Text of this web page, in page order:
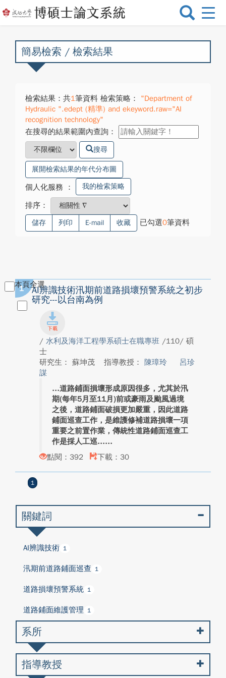
選
換
簡易檢索 / 檢索結果
檢索結果：共1筆資料 檢索策略：
"Department of
Hydraulic ".edept (精準) and ekeyword.raw="AI
recognition technology"
在搜尋的結果範圍內查詢：
搜尋
展開檢索結果的年代分布圖
個人化服務 ： 我的檢索策略
排序：
儲存 列印 E-mail 收藏 已勾選0筆資料
本頁全選
1
AI辨識技術汛期前道路損壞預警系統之初步
研究---以台南為例
/ 水利及海洋工程學系碩士在職專班 /110/ 碩
士
研究生： 蘇坤茂
指導教授： 陳璋玲
呂珍
謀
道路鋪面損壞形成原因很多，尤其於汛
期(每年5月至11月)前或豪雨及颱風過境
之後，道路鋪面破損更加嚴重，因此道路
鋪面巡查工作，是維護修補道路損壞一項
重要之前置作業，傳統性道路鋪面巡查工
作是採人工巡...
點閱：392
下載：30
1
關鍵詞
AI辨識技術 1
汛期前道路鋪面巡查 1
道路損壞預警系統 1
道路鋪面維護管理 1
系所
指導教授